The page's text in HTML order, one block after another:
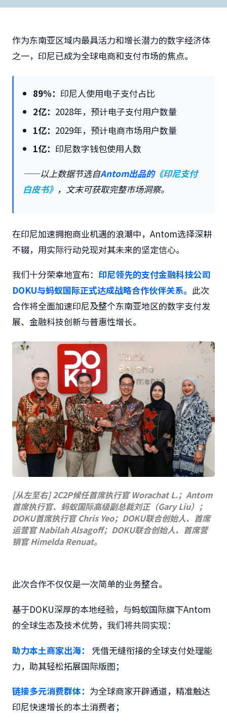
作为东南亚区域内最具活力和增长潜力的数字经济体
之一，印尼已成为全球电商和支付市场的焦点。
89%： 印尼人使用电子支付占比
2亿： 2028年，预计电子支付用户数量
1亿： 2029年，预计电商市场用户数量
1亿： 印尼数字钱包使用人数
——以上数据节选自Antom出品的《印尼支付
白皮书》 ，文末可获取完整市场洞察。
在印尼加速拥抱商业机遇的浪潮中，Antom选择深耕
不辍，用实际行动兑现对其未来的坚定信心。
我们十分荣幸地宣布： 印尼领先的支付金融科技公司
DOKU与蚂蚁国际正式达成战略合作伙伴关系。 此次
合作将全面加速印尼及整个东南亚地区的数字支付发
展、金融科技创新与普惠性增长。
[从左至右] 2C2P候任首席执行官 Worachat L.；Antom
首席执行官、蚂蚁国际高级副总裁刘正（Gary Liu）；
DOKU首席执行官 Chris Yeo；DOKU联合创始人、首席
运营官 Nabilah Alsagoff；DOKU联合创始人、首席营
销官 Himelda Renuat。
此次合作不仅仅是一次简单的业务整合。
基于DOKU深厚的本地经验，与蚂蚁国际旗下Antom
的全球生态及技术优势，我们将共同实现：
助力本土商家出海： 凭借无缝衔接的全球支付处理能
力，助其轻松拓展国际版图；
链接多元消费群体： 为全球商家开辟通道，精准触达
印尼快速增长的本土消费者；